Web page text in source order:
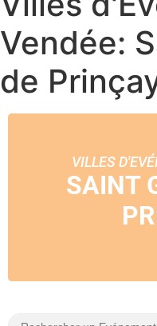
Vendée:
de
VILLES
SAINT